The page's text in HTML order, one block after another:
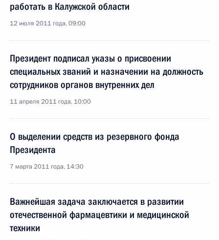
работать в Калужской области
12 июля 2011 года, 09:00
Президент подписал указы о присвоении
специальных званий и назначении на должность
сотрудников органов внутренних дел
11 апреля 2011 года, 10:00
О выделении средств из резервного фонда
Президента
7 марта 2011 года, 14:30
Важнейшая задача заключается в развитии
отечественной фармацевтики и медицинской
техники